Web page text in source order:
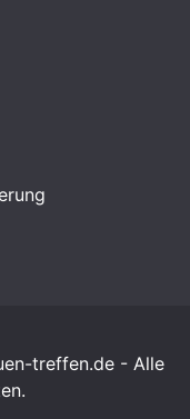
treffen.de - Alle